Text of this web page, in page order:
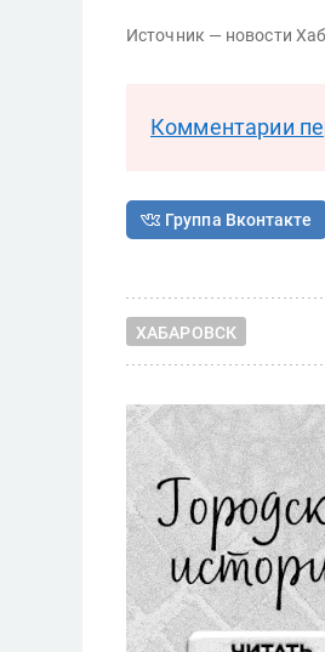
Источник — новости
Комментарии
Группа Вконтакте
ХАБАРОВСК